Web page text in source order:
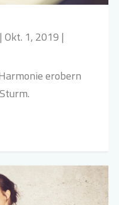
|Okt. 1, 2019 |
erobern